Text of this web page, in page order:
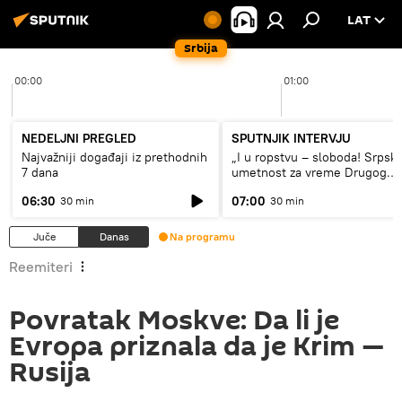
Srbija
LAT
00:00 01:00
NEDELJNI PREGLED
Najvažniji događaji iz prethodnih
7 dana
06:30 30 min
SPUTNJIK INTERVJU
„I u ropstvu – sloboda! Srpska
umetnost za vreme Drugog
07:00 30 min
Juče Danas Na programu
Reemiteri
Povratak Moskve: Da li je
Evropa priznala da je Krim —
Rusija